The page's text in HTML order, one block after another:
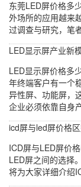
东莞LED屏价格多
外场所的应用越来
过调查与研究，笔
LED显示屏产业新
LED显示屏价格多
年终端客户有一个
异性屏、功能屏，
企业必须依靠自身
icd屏与led屏价格
ICD屏与LED屏价
LED屏之间的选择
将为大家详细介绍